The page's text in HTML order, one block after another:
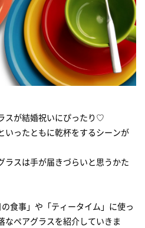
スが結婚祝いにぴったり♡
いったともに乾杯をするシーンが
ラスは手が届きづらいと思うかた
食事」や「ティータイム」に使っ
なペアグラスを紹介していきま